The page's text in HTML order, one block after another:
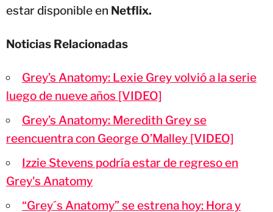
estar disponible en Netflix.
Noticias Relacionadas
Grey’s Anatomy: Lexie Grey volvió a la serie
luego de nueve años [VIDEO]
Grey’s Anatomy: Meredith Grey se
reencuentra con George O’Malley [VIDEO]
Izzie Stevens podría estar de regreso en
Grey's Anatomy
“Grey´s Anatomy” se estrena hoy: Hora y